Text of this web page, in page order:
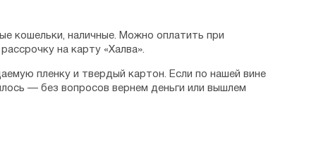
кошельки, наличные. Можно оплатить при
на карту «Халва».
пленку и твердый картон. Если по нашей вине
— без вопросов вернем деньги или вышлем